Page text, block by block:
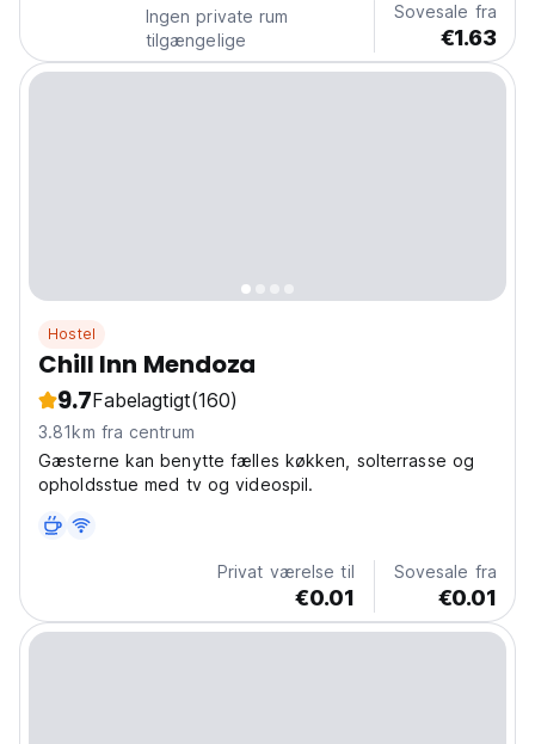
Ingen private rum
tilgængelige
Sovesale fra
€1.63
Hostel
Chill Inn Mendoza
9.7Fabelagtigt(160)
3.81km fra centrum
Gæsterne kan benytte fælles køkken, solterrasse og
opholdsstue med tv og videospil.
Privat værelse til
€0.01
Sovesale fra
€0.01